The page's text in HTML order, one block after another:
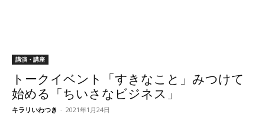
講演・講座
トークイベント「すきなこと」みつけて
始める「ちいさなビジネス」
キラリいわつき - 2021年1月24日